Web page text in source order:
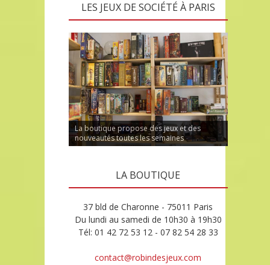
LES JEUX DE SOCIÉTÉ À PARIS
La boutique propose des jeux et des
nouveautés toutes les semaines
LA BOUTIQUE
37 bld de Charonne - 75011 Paris
Du lundi au samedi de 10h30 à 19h30
Tél: 01 42 72 53 12 - 07 82 54 28 33
contact@robindesjeux.com